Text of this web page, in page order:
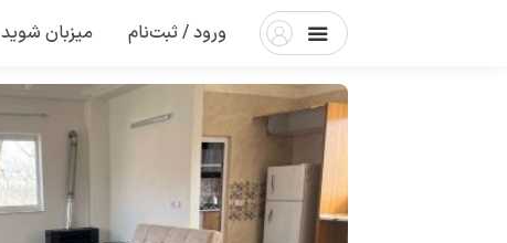
ورود / ثبت‌نام میزبان شوید